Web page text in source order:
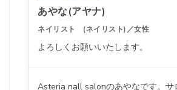
あやな(アヤナ)
ネイリスト (ネイリスト)／女性
よろしくお願いいたします。
Asteria nall salonのあやなです。サ